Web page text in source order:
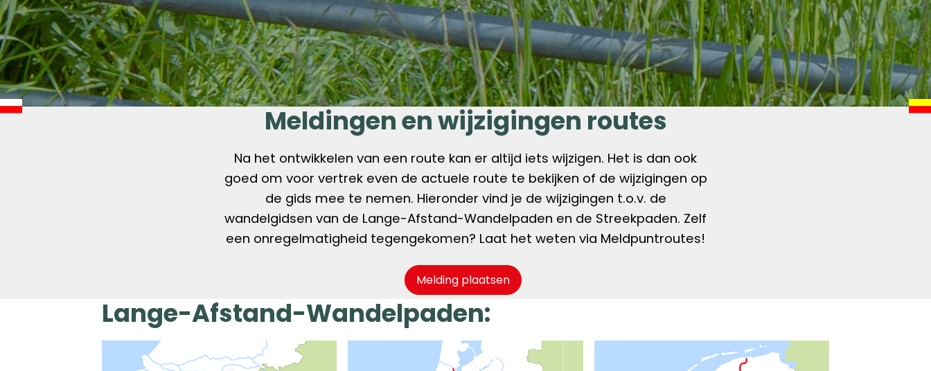
Meldingen en wijzigingen routes
Na het ontwikkelen van een route kan er altijd iets wijzigen. Het is dan ook
goed om voor vertrek even de actuele route te bekijken of de wijzigingen op
de gids mee te nemen. Hieronder vind je de wijzigingen t.o.v. de
wandelgidsen van de Lange-Afstand-Wandelpaden en de Streekpaden. Zelf
een onregelmatigheid tegengekomen? Laat het weten via Meldpuntroutes!
Melding plaatsen
Lange-Afstand-Wandelpaden: